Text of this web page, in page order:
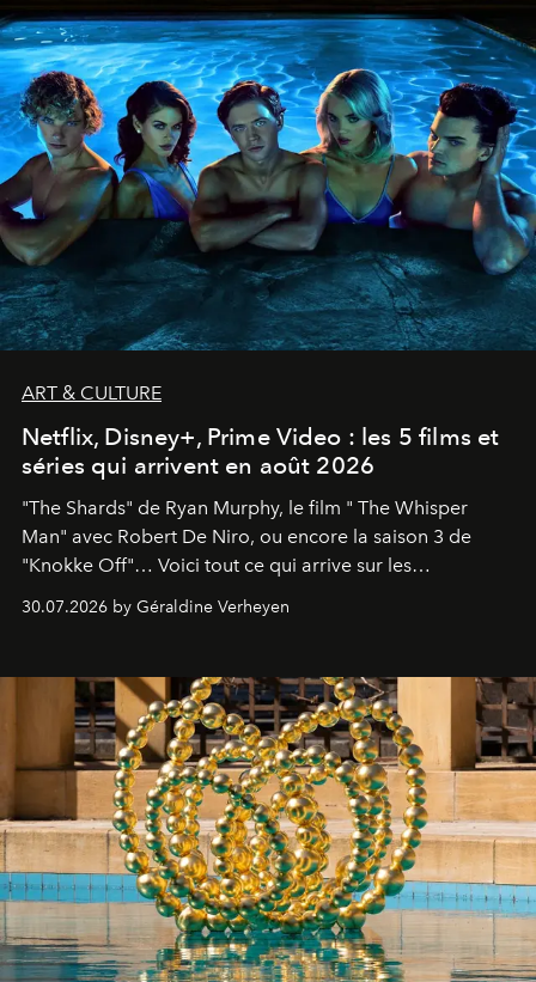
ART & CULTURE
Netflix, Disney+, Prime Video : les 5 films et
séries qui arrivent en août 2026
"The Shards" de Ryan Murphy, le film " The Whisper
Man" avec Robert De Niro, ou encore la saison 3 de
"Knokke Off"… Voici tout ce qui arrive sur les
30.07.2026 by Géraldine Verheyen